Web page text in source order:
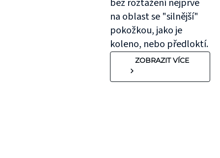
bez roztažení nejprve
na oblast se "silnější"
pokožkou, jako je
koleno, nebo předloktí.
ZOBRAZIT VÍCE